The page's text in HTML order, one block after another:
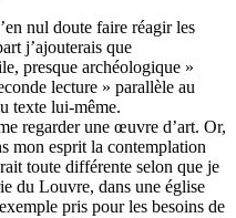
nul doute faire réagir les
j’ajouterais que
presque archéologique »
lecture » parallèle au
texte lui-même.
regarder une œuvre d’art. Or,
mon esprit la contemplation
toute différente selon que je
du Louvre, dans une église
pris pour les besoins de